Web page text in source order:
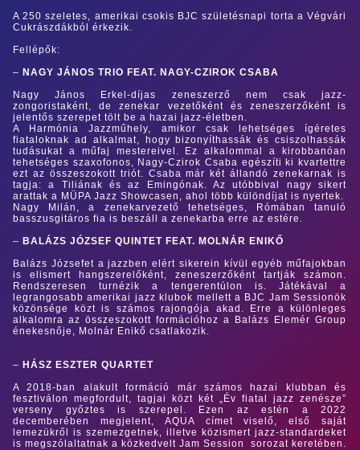
A 250 szeletes, amerikai csokis BJC születésnapi torta a Végvári
Cukrászdákból érkezik.
Fellépők:
– NAGY JÁNOS TRIO FEAT. NAGY-CZIROK CSABA
Nagy János Erkel-díjas zeneszerző nem csak jazz-
zongoristaként, de zenekar vezetőként és zeneszerzőként is
jelentős szerepet tölt be a hazai jazz-életben.
A Harmónia Jazzműhely, amikor csak lehetséges ígéretes
fiataloknak ad alkalmat, hogy bizonyíthassák és csiszolhassák
tudásukat a műfaj mestereivel. Ez alkalommal a kirobbanóan
tehetséges szaxofonos, Nagy-Czirok Csaba egészíti ki kvartettre
ezt az összeszokott triót. Csaba már két állandó zenekarnak is
tagja: a Tiliának és az Emingónak. Az utóbbival nagy sikert
arattak a MÜPA Jazz Showcasen, ahol több különdíjat is nyertek.
Nagy Milán, a zenekarvezető tehetséges, Rómában tanuló
basszusgitáros fia is beszáll a zenekarba erre az estére.
– BALÁZS JÓZSEF QUINTET FEAT. MOLNÁR ENIKŐ
Balázs Józsefet a jazzben elért sikerein kívül egyéb műfajokban
is elismert hangszerelőként, zeneszerzőként tartják számon.
Rendszeresen turnézik a tengerentúlon is. Játékával a
legrangosabb amerikai jazz klubok mellett a BJC Jam Sessionök
közönsége közt is számos rajongója akad. Erre a különleges
alkalomra az összeszokott formációhoz a Balázs Elemér Group
énekesnője, Molnár Enikő csatlakozik.
– HÁSZ ESZTER QUARTET
A 2018-ban alakult formáció már számos hazai klubban és
fesztiválon megfordult, tagjai közt két „Év fiatal jazz zenésze”
verseny győztes is szerepel. Ezen az estén a 2022
decemberében megjelent, AQUA címet viselő, első saját
lemezükről is szemezgetnek, illetve közismert jazz-standardeket
is megszólaltatnak a közkedvelt Jam Session sorozat keretében.